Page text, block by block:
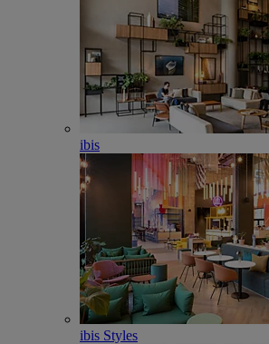
ibis
ibis Styles